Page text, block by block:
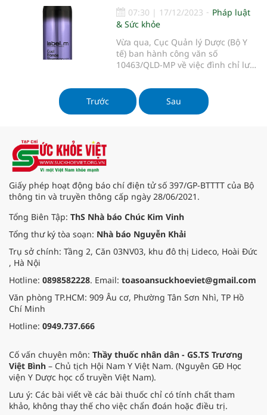
07:30 | 17/12/2023
Pháp luật
& Sức khỏe
Vừa qua, Cục Quản lý Dược (Bộ Y
tế) ban hành công văn số
10463/QLD-MP về việc đình chỉ lưu
có thành phần ghi trên nhãn
không đúng với Phiếu công bố của
Công ty CP Thị trường Quốc tế Việt
Trước Sau
Giấy phép hoạt động báo chí điện tử số 397/GP-BTTTT của Bộ
thông tin và truyền thông cấp ngày 28/06/2021.
Tổng Biên Tập: ThS Nhà báo Chúc Kim Vinh
Tổng thư ký tòa soạn: Nhà báo Nguyễn Khải
Trụ sở chính: Tầng 2, Căn 03NV03, khu đô thị Lideco, Hoài Đức
, Hà Nội
Hotline: 0898582228. Email: toasoansuckhoeviet@gmail.com
Văn phòng TP.HCM: 909 Âu cơ, Phường Tân Sơn Nhì, TP Hồ
Chí Minh
Hotline: 0949.737.666
Cố vấn chuyên môn: Thầy thuốc nhân dân - GS.TS Trương
Việt Bình – Chủ tịch Hội Nam Y Việt Nam. (Nguyên GĐ Học
viện Y Dược học cổ truyền Việt Nam).
Lưu ý: Các bài viết về các bài thuốc chỉ có tính chất tham
khảo, không thay thế cho việc chẩn đoán hoặc điều trị.